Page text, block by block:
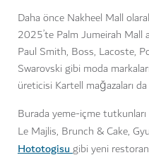
Daha önce Nakheel Mall
2025’te Palm Jumeirah Mall
Paul Smith, Boss, Lacoste,
Swarovski gibi moda
üreticisi Kartell mağazaları
Burada yeme-içme
Le Majlis, Brunch & Cake,
Hototogisugibi yeni